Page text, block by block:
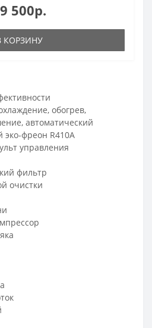
500р.
КОРЗИНУ
обогрев,
автоматический
эко-фреон R410A
управления
фильтр
очистки